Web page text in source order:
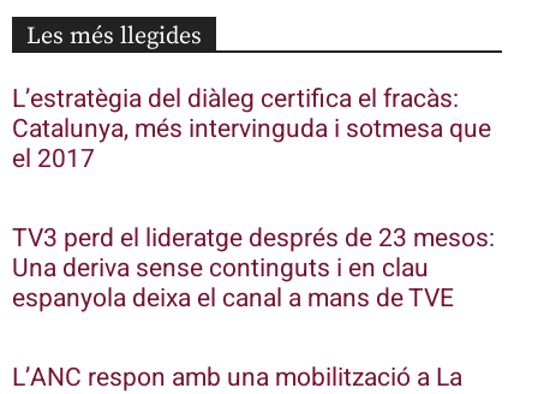
Les més llegides
L’estratègia del diàleg certifica el fracàs:
Catalunya, més intervinguda i sotmesa que
el 2017
TV3 perd el lideratge després de 23 mesos:
Una deriva sense continguts i en clau
espanyola deixa el canal a mans de TVE
L’ANC respon amb una mobilització a La